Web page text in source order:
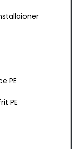
PE
PE